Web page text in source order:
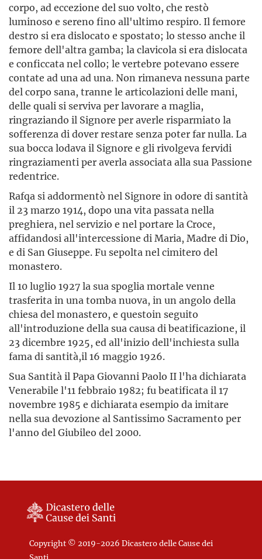
corpo, ad eccezione del suo volto, che restò
luminoso e sereno fino all'ultimo respiro. Il femore
destro si era dislocato e spostato; lo stesso anche il
femore dell'altra gamba; la clavicola si era dislocata
e conficcata nel collo; le vertebre potevano essere
contate ad una ad una. Non rimaneva nessuna parte
del corpo sana, tranne le articolazioni delle mani,
delle quali si serviva per lavorare a maglia,
ringraziando il Signore per averle risparmiato la
sofferenza di dover restare senza poter far nulla. La
sua bocca lodava il Signore e gli rivolgeva fervidi
ringraziamenti per averla associata alla sua Passione
redentrice.
Rafqa si addormentò nel Signore in odore di santità
il 23 marzo 1914, dopo una vita passata nella
preghiera, nel servizio e nel portare la Croce,
affidandosi all'intercessione di Maria, Madre di Dio,
e di San Giuseppe. Fu sepolta nel cimitero del
monastero.
Il 10 luglio 1927 la sua spoglia mortale venne
trasferita in una tomba nuova, in un angolo della
chiesa del monastero, e questoin seguito
all'introduzione della sua causa di beatificazione, il
23 dicembre 1925, ed all'inizio dell'inchiesta sulla
fama di santità,il 16 maggio 1926.
Sua Santità il Papa Giovanni Paolo II l'ha dichiarata
Venerabile l'11 febbraio 1982; fu beatificata il 17
novembre 1985 e dichiarata esempio da imitare
nella sua devozione al Santissimo Sacramento per
l'anno del Giubileo del 2000.
Copyright © 2019-2026 Dicastero delle Cause dei